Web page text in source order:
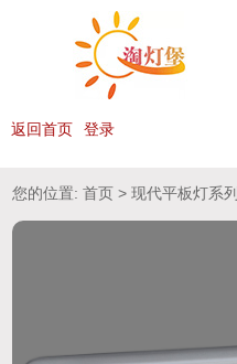
返回首页 登录
您的位置:首页 >现代平板灯系列